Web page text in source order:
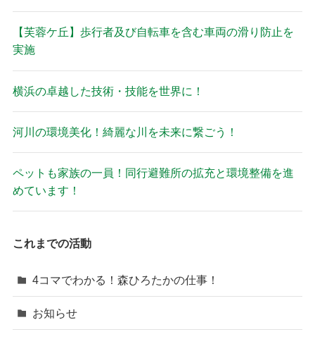
【芙蓉ケ丘】歩行者及び自転車を含む車両の滑り防止を
実施
横浜の卓越した技術・技能を世界に！
河川の環境美化！綺麗な川を未来に繋ごう！
ペットも家族の一員！同行避難所の拡充と環境整備を進
めています！
これまでの活動
4コマでわかる！森ひろたかの仕事！
お知らせ